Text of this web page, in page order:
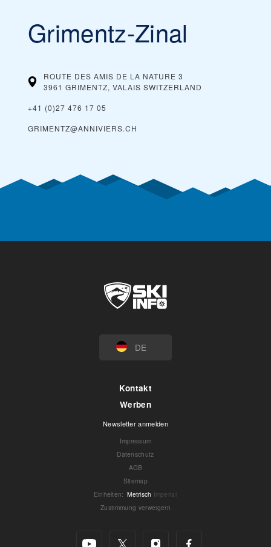
Grimentz-Zinal
ROUTE DES AMIS DE LA NATURE 3
3961 GRIMENTZ, VALAIS SWITZERLAND
+41 (0)27 476 17 05
GRIMENTZ@ANNIVIERS.CH
DE
Kontakt
Werben
Newsletter anmelden
Impressum
Datenschutz
AGB
Sitemap
Einheiten: Metrisch Imperial
Zustimmung verweigern